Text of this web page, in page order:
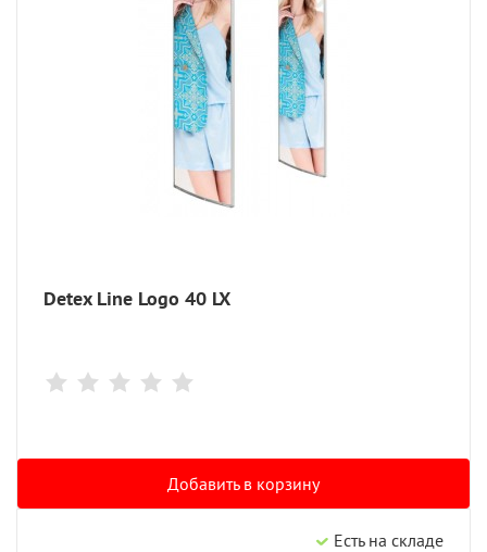
Detex Line Logo 40 LX
Добавить в корзину
Есть на складе